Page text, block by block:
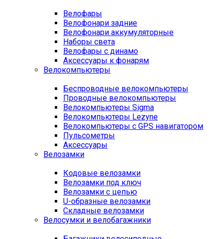
Велофары
Велофонари задние
Велофонари аккумуляторные
Наборы света
Велофары с динамо
Аксессуары к фонарям
Велокомпьютеры
Беспроводные велокомпьютеры
Проводные велокомпьютеры
Велокомпьютеры Sigma
Велокомпьютеры Lezyne
Велокомпьютеры с GPS навигатором
Пульсометры
Аксессуары
Велозамки
Кодовые велозамки
Велозамки под ключ
Велозамки с цепью
U-образные велозамки
Складные велозамки
Велосумки и велобагажники